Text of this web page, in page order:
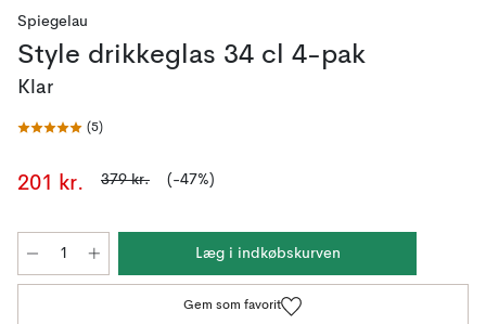
Spiegelau
Style drikkeglas 34 cl 4-pak
Klar
(5)
201 kr. 379 kr. (-47%)
Læg i indkøbskurven
Gem som favorit